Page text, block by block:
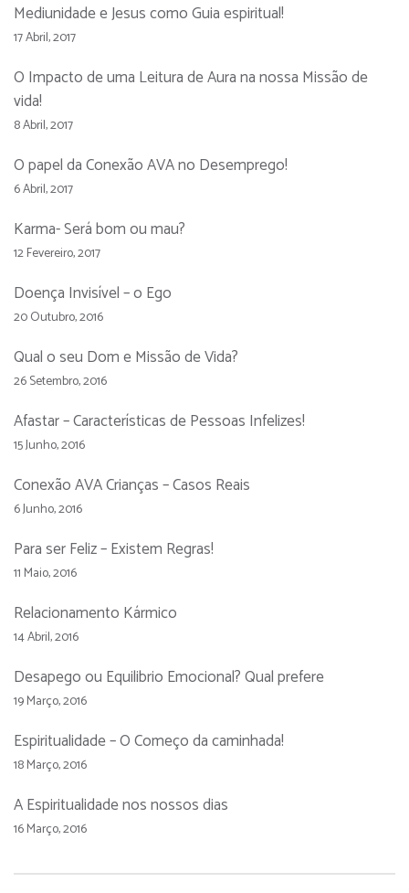
Mediunidade e Jesus como Guia espiritual!
17 Abril, 2017
O Impacto de uma Leitura de Aura na nossa Missão de
vida!
8 Abril, 2017
O papel da Conexão AVA no Desemprego!
6 Abril, 2017
Karma- Será bom ou mau?
12 Fevereiro, 2017
Doença Invisível – o Ego
20 Outubro, 2016
Qual o seu Dom e Missão de Vida?
26 Setembro, 2016
Afastar – Características de Pessoas Infelizes!
15 Junho, 2016
Conexão AVA Crianças – Casos Reais
6 Junho, 2016
Para ser Feliz – Existem Regras!
11 Maio, 2016
Relacionamento Kármico
14 Abril, 2016
Desapego ou Equilibrio Emocional? Qual prefere
19 Março, 2016
Espiritualidade – O Começo da caminhada!
18 Março, 2016
A Espiritualidade nos nossos dias
16 Março, 2016